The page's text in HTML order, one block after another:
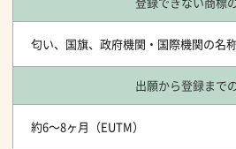
匂い、国旗、政府機関・国際機関の名
出願から登録まで
約6～8ヶ月（EUTM）